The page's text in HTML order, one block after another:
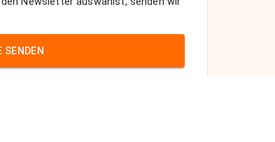
SENDEN